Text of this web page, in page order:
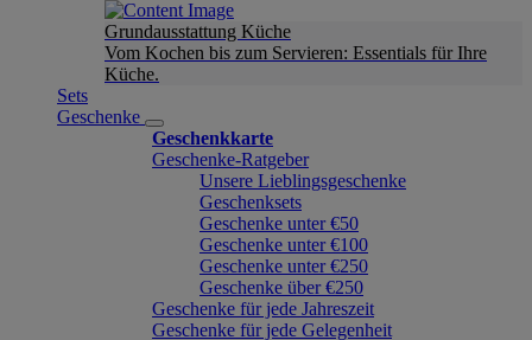
Grundausstattung Küche
Vom Kochen bis zum Servieren: Essentials für Ihre
Küche.
Sets
Geschenke
Geschenkkarte
Geschenke-Ratgeber
Unsere Lieblingsgeschenke
Geschenksets
Geschenke unter €50
Geschenke unter €100
Geschenke unter €250
Geschenke über €250
Geschenke für jede Jahreszeit
Geschenke für jede Gelegenheit